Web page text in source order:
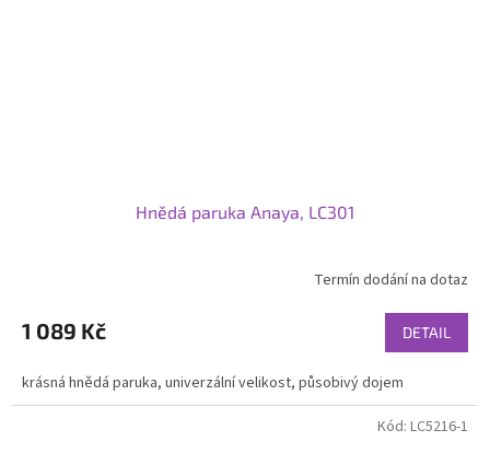
Hnědá paruka Anaya, LC301
Termín dodání na dotaz
1 089 Kč DETAIL
krásná hnědá paruka, univerzální velikost, působivý dojem
Kód: LC5216-1